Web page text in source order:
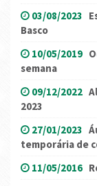
03/08/2023
Basco
10/05/2019
semana
09/12/2022
2023
27/01/2023
temporária de
11/05/2016